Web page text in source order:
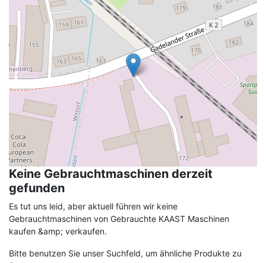
Keine Gebrauchtmaschinen derzeit
gefunden
Es tut uns leid, aber aktuell führen wir keine
Gebrauchtmaschinen von Gebrauchte KAAST Maschinen
kaufen &amp; verkaufen.
Bitte benutzen Sie unser Suchfeld, um ähnliche Produkte zu